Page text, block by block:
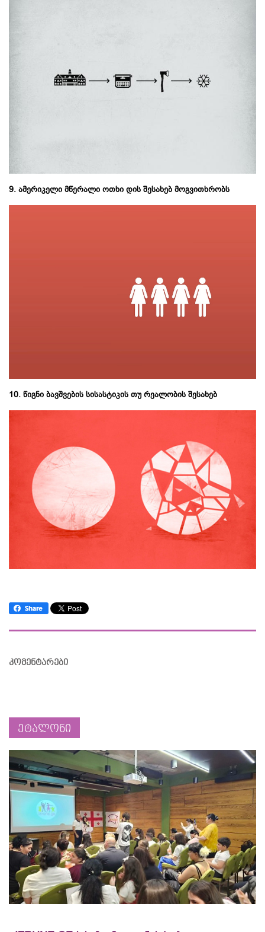
9. ამერიკელი მწერალი ოთხი დის შესახებ მოგვითხრობს
10. წიგნი ბავშვების სისასტიკის თუ რეალობის შესახებ
კომენტარები
ეტალონი